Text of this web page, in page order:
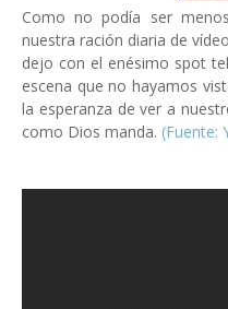
Como no podía ser
nuestra ración diaria de
dejo con el enésimo spot
escena que no hayamos
la esperanza de ver a
como Dios manda. (Fuente: